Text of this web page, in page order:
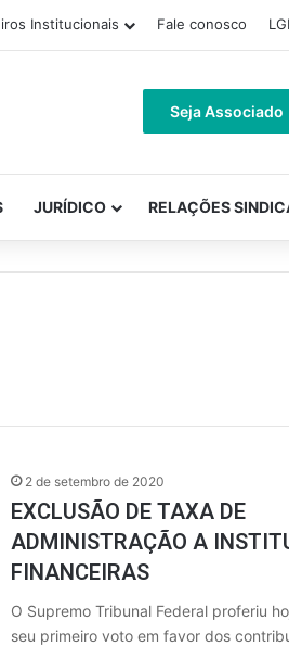
Institucionais Fale conosco
Seja Associado
JURÍDICO RELAÇÕES
2 de setembro de 2020
EXCLUSÃO DE TAXA DE
ADMINISTRAÇÃO A
FINANCEIRAS
O Supremo Tribunal Federal proferiu
seu primeiro voto em favor dos